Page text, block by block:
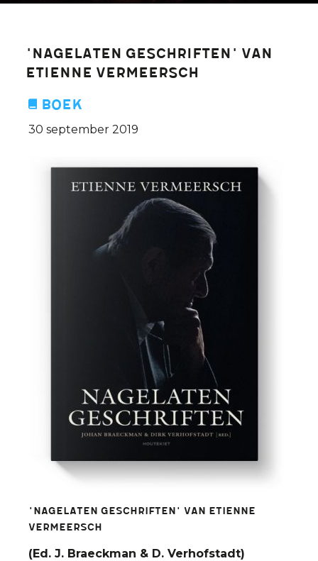
'Nagelaten geschriften' van
Etienne Vermeersch
Boek
30 september 2019
'Nagelaten geschriften' van Etienne
Vermeersch
(Ed. J. Braeckman & D. Verhofstadt)